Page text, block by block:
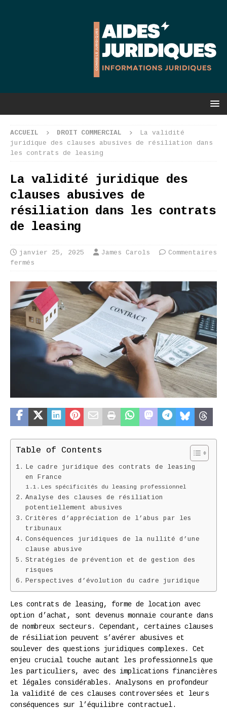
ACCUEIL DROIT COMMERCIAL
La validité
juridique des clauses abusives de résiliation dans
les contrats de leasing
La validité juridique des
clauses abusives de
résiliation dans les contrats
de leasing
janvier 25, 2025 James Carols
Commentaires
fermés
Table of Contents
Le cadre juridique des contrats de leasing
en France
Les spécificités du leasing professionnel
Analyse des clauses de résiliation
potentiellement abusives
Critères d’appréciation de l’abus par les
tribunaux
Conséquences juridiques de la nullité d’une
clause abusive
Stratégies de prévention et de gestion des
risques
Perspectives d’évolution du cadre juridique
Les contrats de leasing, forme de location avec
option d’achat, sont devenus monnaie courante dans
de nombreux secteurs. Cependant, certaines clauses
de résiliation peuvent s’avérer abusives et
soulever des questions juridiques complexes. Cet
enjeu crucial touche autant les professionnels que
les particuliers, avec des implications financières
et légales considérables. Analysons en profondeur
la validité de ces clauses controversées et leurs
conséquences sur l’équilibre contractuel.